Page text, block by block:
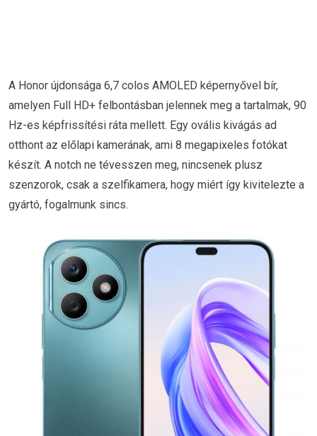
A Honor újdonsága 6,7 colos AMOLED képernyővel bír,
amelyen Full HD+ felbontásban jelennek meg a tartalmak, 90
Hz-es képfrissítési ráta mellett. Egy ovális kivágás ad
otthont az előlapi kamerának, ami 8 megapixeles fotókat
készít. A notch ne tévesszen meg, nincsenek plusz
szenzorok, csak a szelfikamera, hogy miért így kivitelezte a
gyártó, fogalmunk sincs.